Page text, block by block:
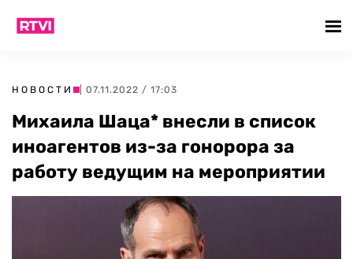
НОВОСТИ | 07.11.2022 / 17:03
Михаила Шаца* внесли в список
иноагентов из-за гонорора за
работу ведущим на мероприятии